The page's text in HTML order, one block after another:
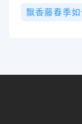
飘香藤春季